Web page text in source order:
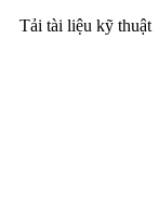
Tải tài liệu kỹ thuật